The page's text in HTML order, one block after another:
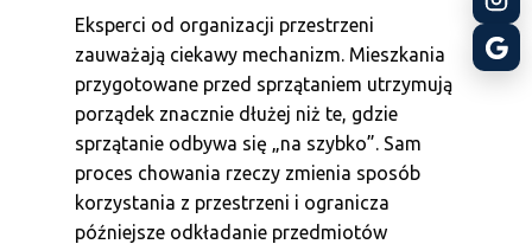
Eksperci od organizacji przestrzeni
zauważają ciekawy mechanizm. Mieszkania
przygotowane przed sprzątaniem utrzymują
porządek znacznie dłużej niż te, gdzie
sprzątanie odbywa się „na szybko”. Sam
proces chowania rzeczy zmienia sposób
korzystania z przestrzeni i ogranicza
późniejsze odkładanie przedmiotów